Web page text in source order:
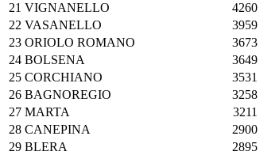
21 VIGNANELLO 4260
22 VASANELLO 3959
23 ORIOLO ROMANO 3673
24 BOLSENA 3649
25 CORCHIANO 3531
26 BAGNOREGIO 3258
27 MARTA 3211
28 CANEPINA 2900
29 BLERA 2895